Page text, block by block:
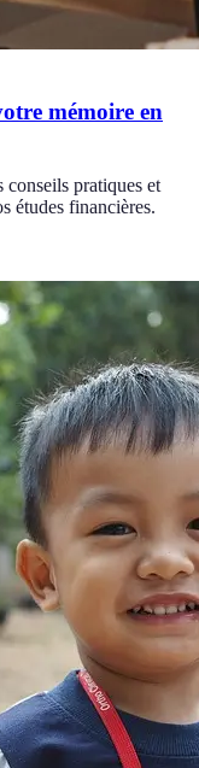
mémoire en
conseils pratiques et
études financières.